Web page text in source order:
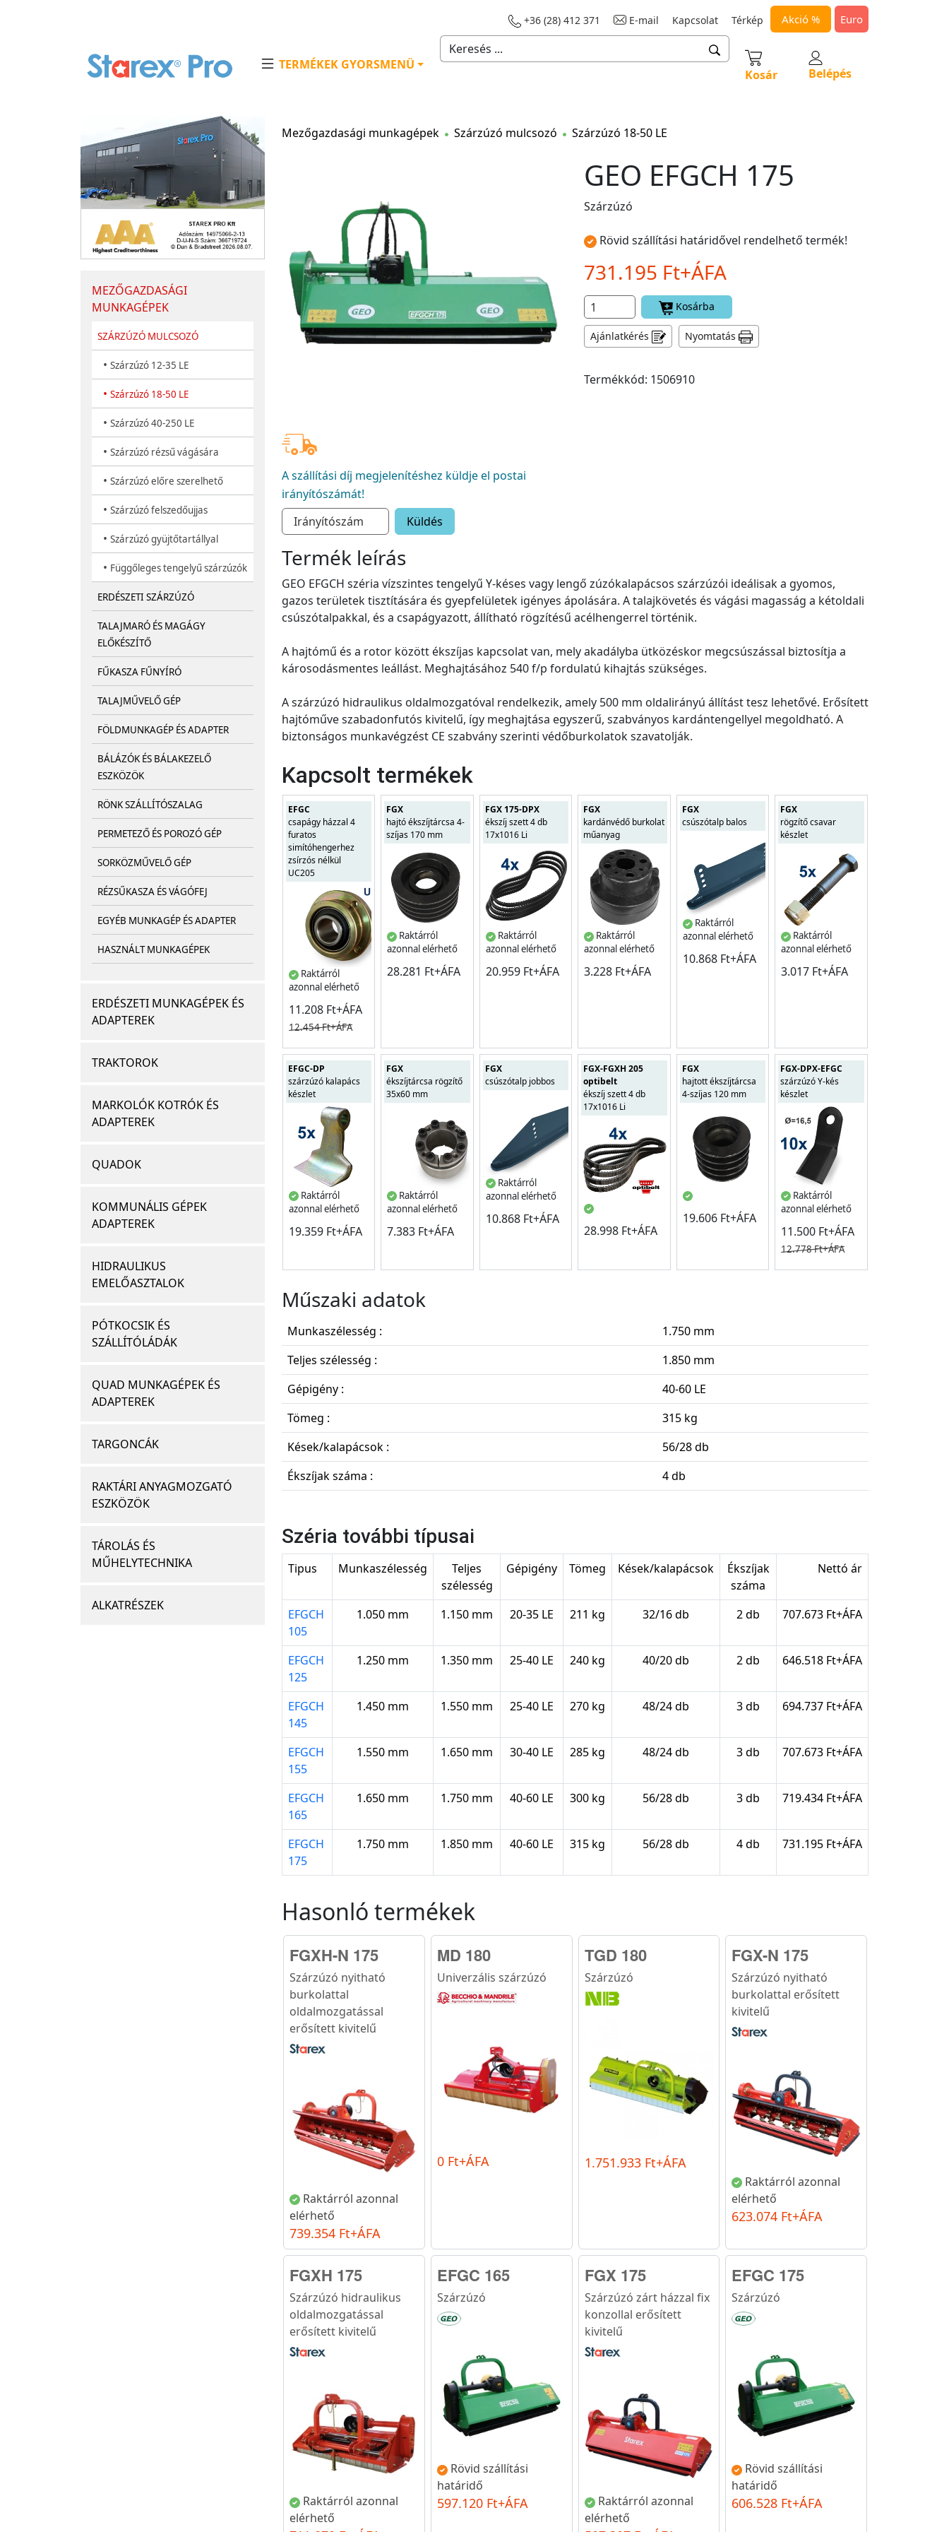
+36 (28) 412 371 E-mail Kapcsolat Térkép Akció % Euro
TERMÉKEK GYORSMENÜ
Kosár Belépés
MEZŐGAZDASÁGI
MUNKAGÉPEK
SZÁRZÚZÓ MULCSOZÓ
• Szárzúzó 12-35 LE
• Szárzúzó 18-50 LE
• Szárzúzó 40-250 LE
• Szárzúzó rézsű vágására
• Szárzúzó előre szerelhető
• Szárzúzó felszedőujjas
• Szárzúzó gyüjtőtartállyal
• Függőleges tengelyű szárzúzók
ERDÉSZETI SZÁRZÚZÓ
TALAJMARÓ ÉS MAGÁGY
ELŐKÉSZÍTŐ
FŰKASZA FŰNYÍRÓ
TALAJMŰVELŐ GÉP
FÖLDMUNKAGÉP ÉS ADAPTER
BÁLÁZÓK ÉS BÁLAKEZELŐ
ESZKÖZÖK
RÖNK SZÁLLÍTÓSZALAG
PERMETEZŐ ÉS POROZÓ GÉP
SORKÖZMŰVELŐ GÉP
RÉZSŰKASZA ÉS VÁGÓFEJ
EGYÉB MUNKAGÉP ÉS ADAPTER
HASZNÁLT MUNKAGÉPEK
ERDÉSZETI MUNKAGÉPEK ÉS
ADAPTEREK
TRAKTOROK
MARKOLÓK KOTRÓK ÉS
ADAPTEREK
QUADOK
KOMMUNÁLIS GÉPEK
ADAPTEREK
HIDRAULIKUS
EMELŐASZTALOK
PÓTKOCSIK ÉS
SZÁLLÍTÓLÁDÁK
QUAD MUNKAGÉPEK ÉS
ADAPTEREK
TARGONCÁK
RAKTÁRI ANYAGMOZGATÓ
ESZKÖZÖK
TÁROLÁS ÉS
MŰHELYTECHNIKA
ALKATRÉSZEK
Mezőgazdasági munkagépek Szárzúzó mulcsozó Szárzúzó 18-50 LE
A szállítási díj megjelenítéshez küldje el postai
irányítószámát!
Küldés
GEO EFGCH 175
Szárzúzó
Rövid szállítási határidővel rendelhető termék!
731.195 Ft+ÁFA
Kosárba
Ajánlatkérés Nyomtatás
Termékkód: 1506910
Termék leírás
GEO EFGCH széria vízszintes tengelyű Y-késes vagy lengő zúzókalapácsos szárzúzói ideálisak a gyomos,
gazos területek tisztítására és gyepfelületek igényes ápolására. A talajkövetés és vágási magasság a kétoldali
csúszótalpakkal, és a csapágyazott, állítható rögzítésű acélhengerrel történik.
A hajtómű és a rotor között ékszíjas kapcsolat van, mely akadályba ütközéskor megcsúszással biztosítja a
károsodásmentes leállást. Meghajtásához 540 f/p fordulatú kihajtás szükséges.
A szárzúzó hidraulikus oldalmozgatóval rendelkezik, amely 500 mm oldalirányú állítást tesz lehetővé. Erősített
hajtóműve szabadonfutós kivitelű, így meghajtása egyszerű, szabványos kardántengellyel megoldható. A
biztonságos munkavégzést CE szabvány szerinti védőburkolatok szavatolják.
Kapcsolt termékek
EFGC
csapágy házzal 4
furatos
simítóhengerhez
zsírzós nélkül
UC205
Raktárról
azonnal elérhető
11.208 Ft+ÁFA
12.454 Ft+ÁFA
FGX
hajtó ékszíjtárcsa 4-
szíjas 170 mm
Raktárról
azonnal elérhető
28.281 Ft+ÁFA
FGX 175-DPX
ékszíj szett 4 db
17x1016 Li
Raktárról
azonnal elérhető
20.959 Ft+ÁFA
FGX
kardánvédő burkolat
műanyag
Raktárról
azonnal elérhető
3.228 Ft+ÁFA
FGX
csúszótalp balos
Raktárról
azonnal elérhető
10.868 Ft+ÁFA
FGX
rögzítő csavar
készlet
Raktárról
azonnal elérhető
3.017 Ft+ÁFA
EFGC-DP
szárzúzó kalapács
készlet
Raktárról
azonnal elérhető
19.359 Ft+ÁFA
FGX
ékszíjtárcsa rögzítő
35x60 mm
Raktárról
azonnal elérhető
7.383 Ft+ÁFA
FGX
csúszótalp jobbos
Raktárról
azonnal elérhető
10.868 Ft+ÁFA
FGX-FGXH 205
optibelt
ékszíj szett 4 db
17x1016 Li
28.998 Ft+ÁFA
FGX
hajtott ékszíjtárcsa
4-szíjas 120 mm
19.606 Ft+ÁFA
FGX-DPX-EFGC
szárzúzó Y-kés
készlet
Raktárról
azonnal elérhető
11.500 Ft+ÁFA
12.778 Ft+ÁFA
Műszaki adatok
Munkaszélesség :
1.750 mm
Teljes szélesség :
1.850 mm
Gépigény :
40-60 LE
Tömeg :
315 kg
Kések/kalapácsok :
56/28 db
Ékszíjak száma :
4 db
Széria további típusai
Tipus Munkaszélesség
Teljes
szélesség
Gépigény Tömeg Kések/kalapácsok
Ékszíjak
száma
Nettó ár
EFGCH
105
1.050 mm 1.150 mm 20-35 LE 211 kg 32/16 db 2 db 707.673 Ft+ÁFA
EFGCH
125
1.250 mm 1.350 mm 25-40 LE 240 kg 40/20 db 2 db 646.518 Ft+ÁFA
EFGCH
145
1.450 mm 1.550 mm 25-40 LE 270 kg 48/24 db 3 db 694.737 Ft+ÁFA
EFGCH
155
1.550 mm 1.650 mm 30-40 LE 285 kg 48/24 db 3 db 707.673 Ft+ÁFA
EFGCH
165
1.650 mm 1.750 mm 40-60 LE 300 kg 56/28 db 3 db 719.434 Ft+ÁFA
EFGCH
175
1.750 mm 1.850 mm 40-60 LE 315 kg 56/28 db 4 db 731.195 Ft+ÁFA
Hasonló termékek
FGXH-N 175
Szárzúzó nyitható
burkolattal
oldalmozgatással
erősített kivitelű
Raktárról azonnal
elérhető
739.354 Ft+ÁFA
MD 180
Univerzális szárzúzó
0 Ft+ÁFA
TGD 180
Szárzúzó
1.751.933 Ft+ÁFA
FGX-N 175
Szárzúzó nyitható
burkolattal erősített
kivitelű
Raktárról azonnal
elérhető
623.074 Ft+ÁFA
FGXH 175
Szárzúzó hidraulikus
oldalmozgatással
erősített kivitelű
Raktárról azonnal
elérhető
EFGC 165
Szárzúzó
Rövid szállítási
határidő
597.120 Ft+ÁFA
FGX 175
Szárzúzó zárt házzal fix
konzollal erősített
kivitelű
Raktárról azonnal
elérhető
EFGC 175
Szárzúzó
Rövid szállítási
határidő
606.528 Ft+ÁFA